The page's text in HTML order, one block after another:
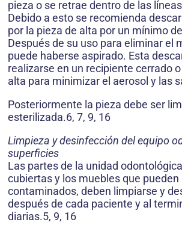
pieza o se retrae dentro de las
Debido a esto se recomienda
por la pieza de alta por un mínimo
Después de su uso para eliminar el
puede haberse aspirado. Esta
realizarse en un recipiente cerrado
alta para minimizar el aerosol y las
Posteriormente la pieza debe ser
esterilizada.6, 7, 9, 16
Limpieza y desinfección del equipo
superficies
Las partes de la unidad
cubiertas y los muebles que pueden
contaminados, deben limpiarse y
después de cada paciente y al
diarias.5, 9, 16